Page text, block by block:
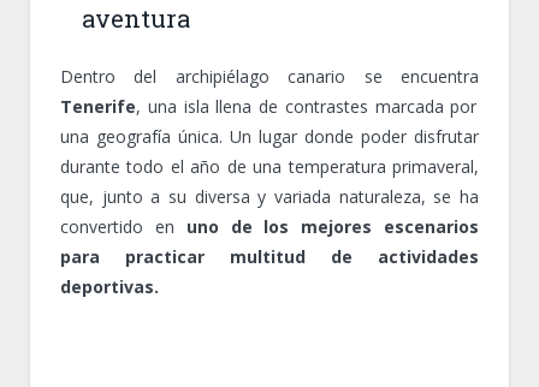
aventura
Dentro del archipiélago canario se encuentra
Tenerife, una isla llena de contrastes marcada por
una geografía única. Un lugar donde poder disfrutar
durante todo el año de una temperatura primaveral,
que, junto a su diversa y variada naturaleza, se ha
convertido en uno de los
mejores escenarios
para practicar multitud de actividades
deportivas.